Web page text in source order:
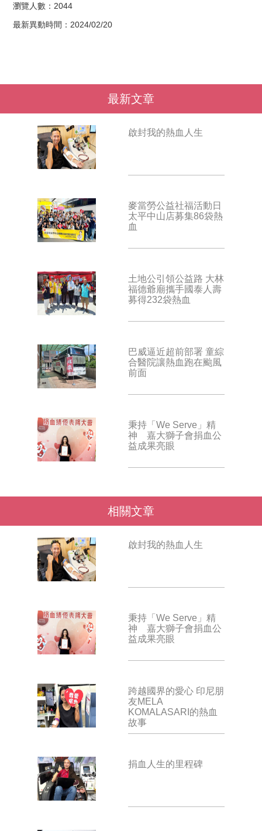
瀏覽人數：2044
最新異動時間：2024/02/20
最新文章
啟封我的熱血人生
麥當勞公益社福活動日
太平中山店募集86袋熱
血
土地公引領公益路 大林
福德爺廟攜手國泰人壽
募得232袋熱血
巴威逼近超前部署 童綜
合醫院讓熱血跑在颱風
前面
秉持「We Serve」精
神 嘉大獅子會捐血公
益成果亮眼
相關文章
啟封我的熱血人生
秉持「We Serve」精
神 嘉大獅子會捐血公
益成果亮眼
跨越國界的愛心 印尼朋
友MELA
KOMALASARI的熱血
故事
捐血人生的里程碑